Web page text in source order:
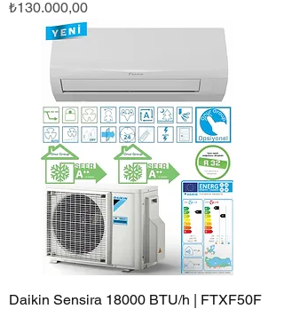
Fiyat
₺130.000,00
Daikin Sensira 18000 BTU/h | FTXF50F